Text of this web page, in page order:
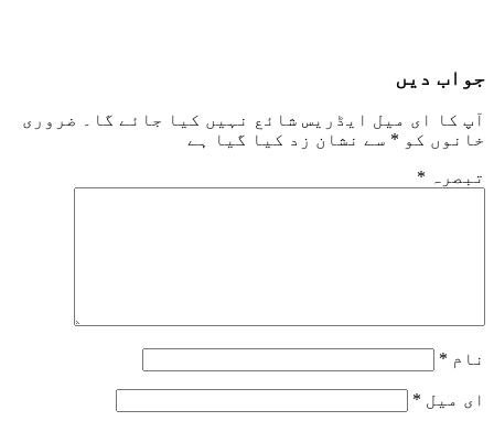
جواب دیں
آپ کا ای میل ایڈریس شائع نہیں کیا جائے گا۔
ضروری
خانوں کو * سے نشان زد کیا گیا ہے
تبصرہ *
نام *
ای میل *